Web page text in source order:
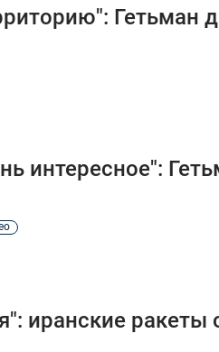
Гетьман
интересное":
иранские